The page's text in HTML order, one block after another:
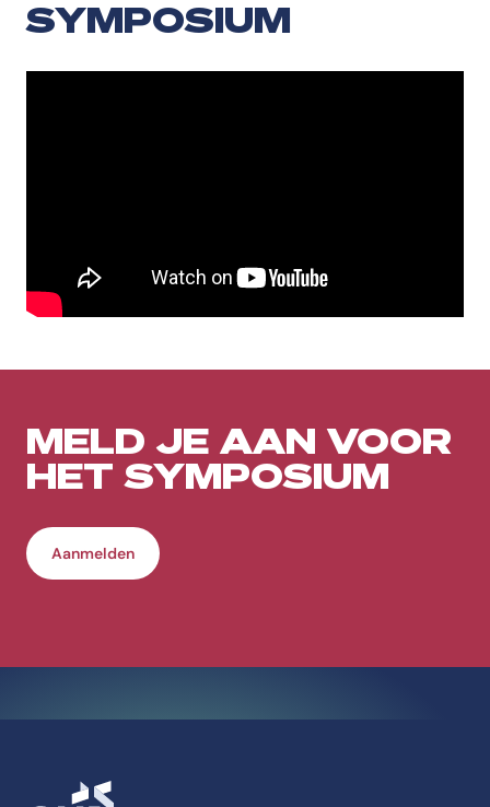
SYMPOSIUM
MELD JE AAN VOOR
HET SYMPOSIUM
Aanmelden